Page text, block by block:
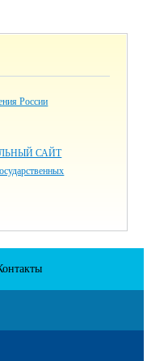
России
САЙТ